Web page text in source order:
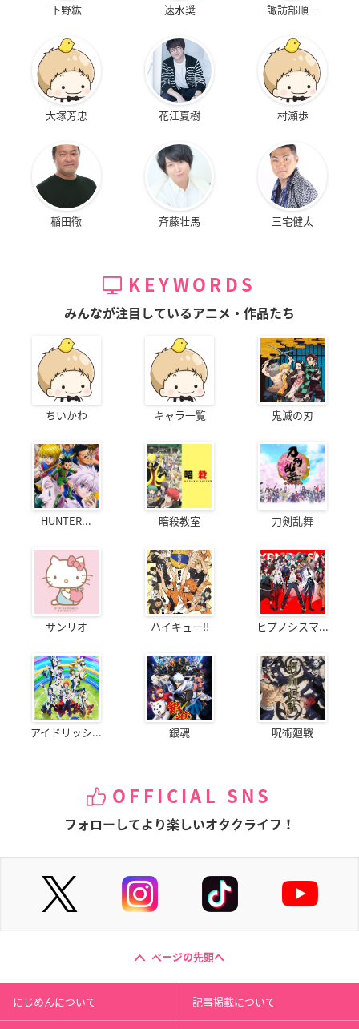
下野紘 速水奨 諏訪部順一
大塚芳忠 花江夏樹 村瀬歩
稲田徹 斉藤壮馬 三宅健太
KEYWORDS
みんなが注目しているアニメ・作品たち
ちいかわ キャラ一覧 鬼滅の刃
HUNTER... 暗殺教室 刀剣乱舞
サンリオ ハイキュー!! ヒプノシスマ...
アイドリッシ... 銀魂 呪術廻戦
OFFICIAL SNS
フォローしてより楽しいオタクライフ！
ページの先頭へ
にじめんについて 記事掲載について